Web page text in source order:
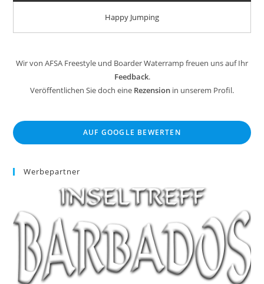
Happy Jumping
Wir von AFSA Freestyle und Boarder Waterramp freuen uns auf Ihr
Feedback.
Veröffentlichen Sie doch eine Rezension in unserem Profil.
AUF GOOGLE BEWERTEN
Werbepartner